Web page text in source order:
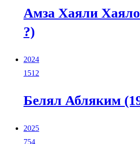
Амза Хаяли
?)
2024
1512
Белял Абляким
2025
754